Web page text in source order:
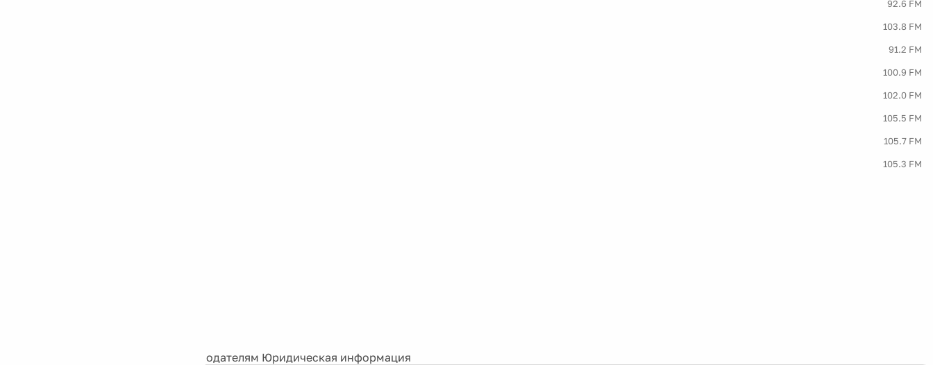
92.6 FM
103.8 FM
91.2 FM
100.9 FM
102.0 FM
105.5 FM
105.7 FM
105.3 FM
Рекламодателям Юридическая информация